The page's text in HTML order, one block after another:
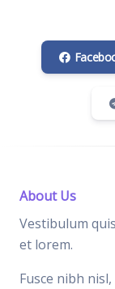
About Us
Vestibulum
et lorem.
Fusce nibh